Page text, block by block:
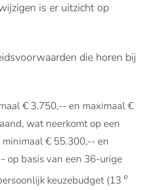
is er uitzicht op
die horen bij
€ 3.750,-- en maximaal €
wat neerkomt op een
€ 55.300,-- en
op basis van een 36-urige
keuzebudget (13 e